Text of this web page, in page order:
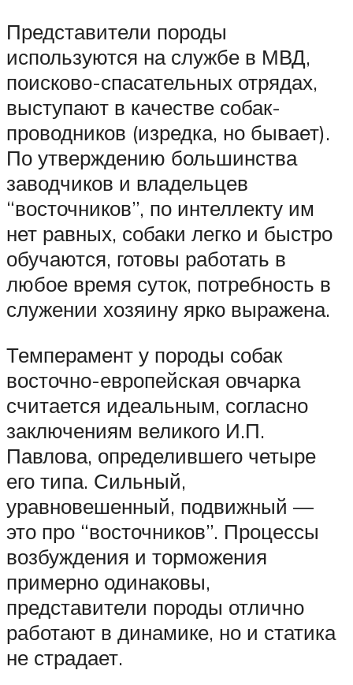
Представители породы
используются на службе в МВД,
поисково-спасательных отрядах,
выступают в качестве собак-
проводников (изредка, но бывает).
По утверждению большинства
заводчиков и владельцев
“восточников”, по интеллекту им
нет равных, собаки легко и быстро
обучаются, готовы работать в
любое время суток, потребность в
служении хозяину ярко выражена.
Темперамент у породы собак
восточно-европейская овчарка
считается идеальным, согласно
заключениям великого И.П.
Павлова, определившего четыре
его типа. Сильный,
уравновешенный, подвижный —
это про “восточников”. Процессы
возбуждения и торможения
примерно одинаковы,
представители породы отлично
работают в динамике, но и статика
не страдает.